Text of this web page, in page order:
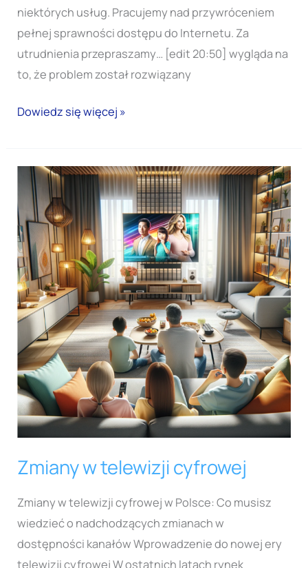
niektórych usług. Pracujemy nad przywróceniem
pełnej sprawności dostępu do Internetu. Za
utrudnienia przepraszamy… [edit 20:50] wygląda na
to, że problem został rozwiązany
Dowiedz się więcej »
Zmiany w telewizji cyfrowej
Zmiany w telewizji cyfrowej w Polsce: Co musisz
wiedzieć o nadchodzących zmianach w
dostępności kanałów Wprowadzenie do nowej ery
telewizji cyfrowej W ostatnich latach rynek
Zmiany
telewizji
cyfrowej